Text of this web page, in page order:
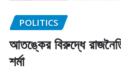
POLITICS
আতঙ্কের বিরুদ্ধে
শর্মা